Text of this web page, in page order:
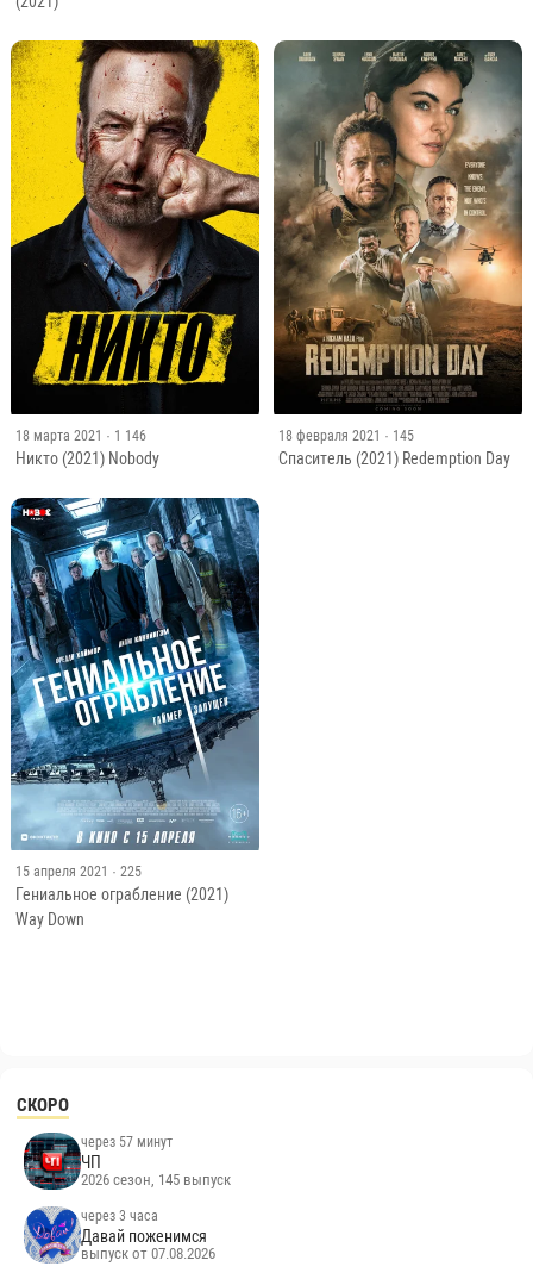
18 марта 2021 · 1 146
Никто (2021) Nobody
18 февраля 2021 · 145
Спаситель (2021) Redemption Day
15 апреля 2021 · 225
Гениальное ограбление (2021)
Way Down
СКОРО
через 57 минут
ЧП
2026 сезон, 145 выпуск
через 3 часа
Давай поженимся
выпуск от 07.08.2026